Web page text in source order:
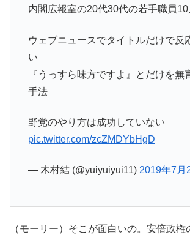
内閣広報室の20代30代の若手職員10
ウェブニュースでタイトルだけで反
い
『うっすら味方ですよ』とだけを無
手法
野党のやり方は成功していない
pic.twitter.com/zcZMDYbHgD
— 木村結 (@yuiyuiyui11) 2019年7月
（モーリー）そこが面白いの。安倍政